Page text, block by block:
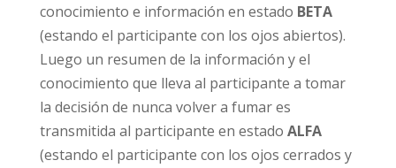
conocimiento e información en estado BETA
(estando el participante con los ojos abiertos).
Luego un resumen de la información y el
conocimiento que lleva al participante a tomar
la decisión de nunca volver a fumar es
transmitida al participante en estado ALFA
(estando el participante con los ojos cerrados y